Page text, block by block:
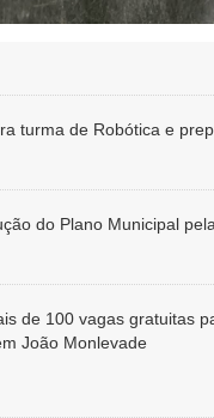
turma de Robótica e
do Plano Municipal
de 100 vagas gratuitas
João Monlevade